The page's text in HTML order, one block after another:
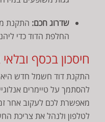
שדרוג חכם:
החלפת הדוד כדי
חיסכון בכסף
התקנת דוד חשמל חדש היא
מאפשרת לכם לעקוב אחר
לטלפון ולנהל את צריכת